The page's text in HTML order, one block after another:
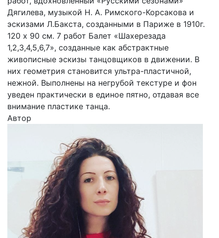
Дягилева, музыкой Н. А. Римского-Корсакова и
эскизами Л.Бакста, созданными в Париже в 1910г.
120 х 90 см. 7 работ Балет «Шахерезада
1,2,3,4,5,6,7», созданные как абстрактные
живописные эскизы танцовщиков в движении. В
них геометрия становится ультра-пластичной,
нежной. Выполнены на негрубой текстуре и фон
уведен практически в единое пятно, отдавая все
внимание пластике танца.
Автор